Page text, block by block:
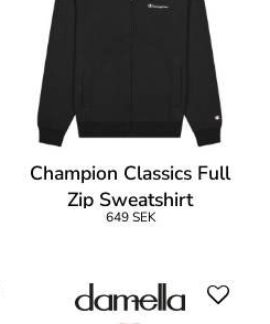
Champion Classics Full
Zip Sweatshirt
649 SEK